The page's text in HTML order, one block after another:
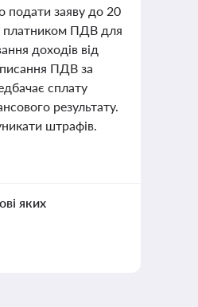
подати заяву до 20
платником ПДВ для
доходів від
ПДВ за
сплату
результату.
штрафів.
яких